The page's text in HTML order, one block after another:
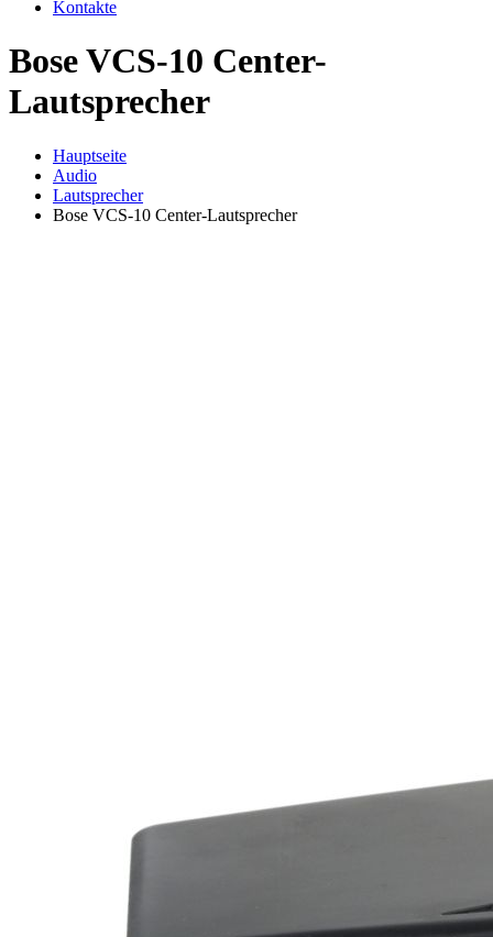
Kontakte
Bose VCS-10 Center-
Lautsprecher
Hauptseite
Audio
Lautsprecher
Bose VCS-10 Center-Lautsprecher